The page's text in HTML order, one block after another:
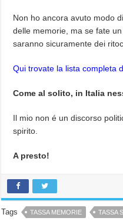
Non ho ancora avuto modo
delle memorie, ma se fate
saranno sicuramente dei
Qui trovate la lista completa
Come al solito, in Italia
Il mio non é un discorso
spirito.
A presto!
Tags TASSA MEMORIE TASSA